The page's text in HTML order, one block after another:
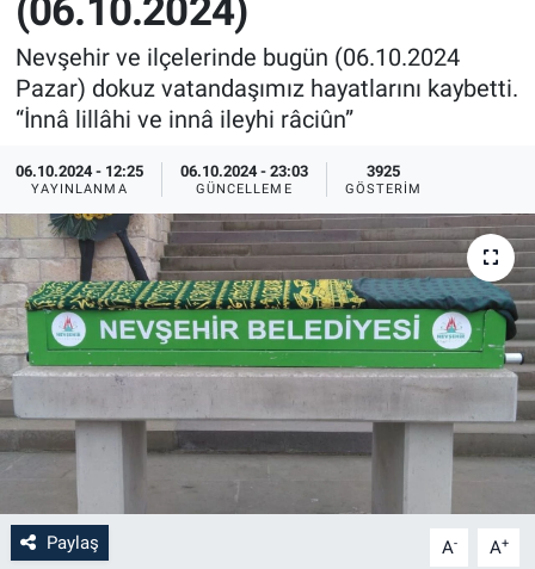
(06.10.2024)
Nevşehir ve ilçelerinde bugün (06.10.2024
Pazar) dokuz vatandaşımız hayatlarını kaybetti.
“İnnâ lillâhi ve innâ ileyhi râciûn”
06.10.2024 - 12:25
YAYINLANMA
06.10.2024 - 23:03
GÜNCELLEME
3925
GÖSTERIM
Paylaş A- A+
Sağlık
Yerel
Genel
Asayiş
İlan - Duyuru- Mesaj
Türkiye Gündemi
Sizden Gelenler
Yaşam
Sağlık
Eğitim
Kültür
Medya
İlan - Duyuru- Mesaj
Türkiye Gündemi
Sizden Gelenler